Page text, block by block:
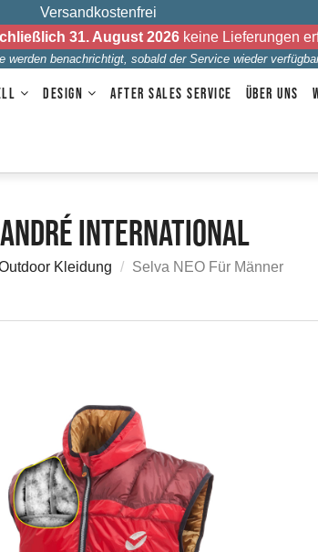
Versandkostenfrei
31. August 2026 keine Lieferungen
benachrichtigt, sobald der Service wieder
DESIGN AFTER SALES SERVICE ÜBER UNS
International
Kleidung Selva NEO Für Männer